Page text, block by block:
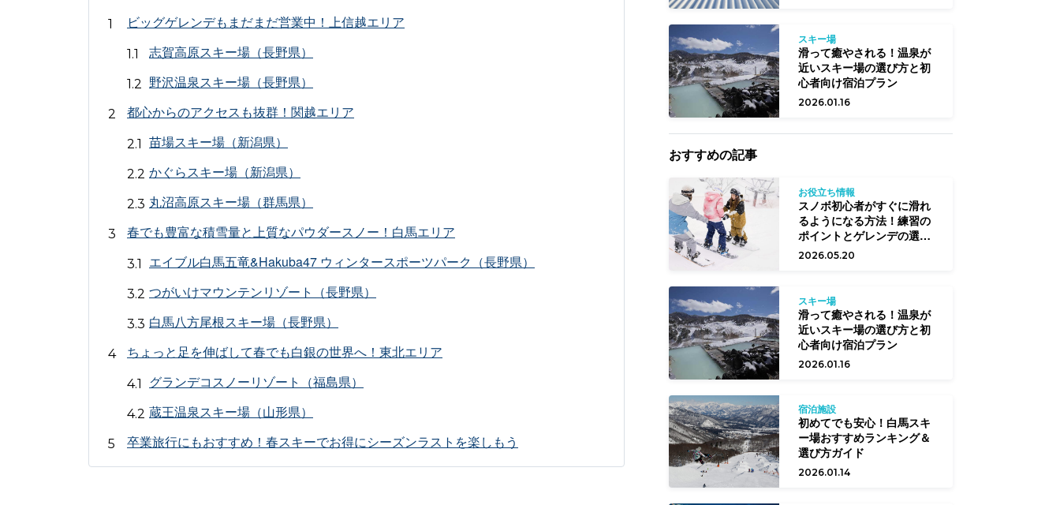
ビッグゲレンデもまだまだ営業中！上信越エリア
志賀高原スキー場（長野県）
野沢温泉スキー場（長野県）
都心からのアクセスも抜群！関越エリア
苗場スキー場（新潟県）
かぐらスキー場（新潟県）
丸沼高原スキー場（群馬県）
春でも豊富な積雪量と上質なパウダースノー！白馬エリア
エイブル白馬五竜&Hakuba47 ウィンタースポーツパーク（長野県）
つがいけマウンテンリゾート（長野県）
白馬八方尾根スキー場（長野県）
ちょっと足を伸ばして春でも白銀の世界へ！東北エリア
グランデコスノーリゾート（福島県）
蔵王温泉スキー場（山形県）
卒業旅行にもおすすめ！春スキーでお得にシーズンラストを楽しもう
スキー場
滑って癒やされる！温泉が
近いスキー場の選び方と初
心者向け宿泊プラン
2026.01.16
おすすめの記事
お役立ち情報
スノボ初心者がすぐに滑れ
るようになる方法！練習の
ポイントとゲレンデの選び
方
2026.05.20
スキー場
滑って癒やされる！温泉が
近いスキー場の選び方と初
心者向け宿泊プラン
2026.01.16
宿泊施設
初めてでも安心！白馬スキ
ー場おすすめランキング＆
選び方ガイド
2026.01.14